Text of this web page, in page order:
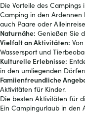
Die Vorteile des Campings
Camping in den Ardennen
auch Paare oder
Naturnähe: Genießen Sie
Vielfalt an Aktivitäten:
Wassersport und
Kulturelle Erlebnisse:
in den umliegenden
Famiienfreundliche
Aktivitäten für Kinder.
Die besten Aktivitäten für
Ein Campingurlaub in den